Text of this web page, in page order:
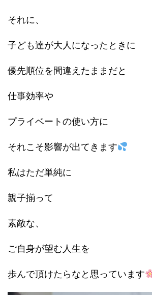
それに、
子ども達が大人になったときに
優先順位を間違えたままだと
仕事効率や
プライベートの使い方に
それこそ影響が出てきます
私はただ単純に
親子揃って
素敵な、
ご自身が望む人生を
歩んで頂けたらなと思っています